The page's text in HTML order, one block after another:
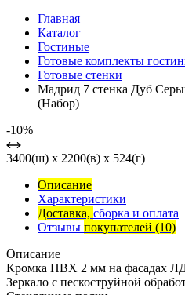
Главная
Каталог
Гостиные
Готовые комплекты
Готовые стенки
Мадрид 7 стенка Дуб
(Набор)
-10%
3400(ш) x 2200(в) x 524(г)
Описание
Характеристики
Доставка, сборка и оплата
Отзывы покупателей (10)
Описание
Кромка ПВХ 2 мм на фасадах
Зеркало с пескоструйной